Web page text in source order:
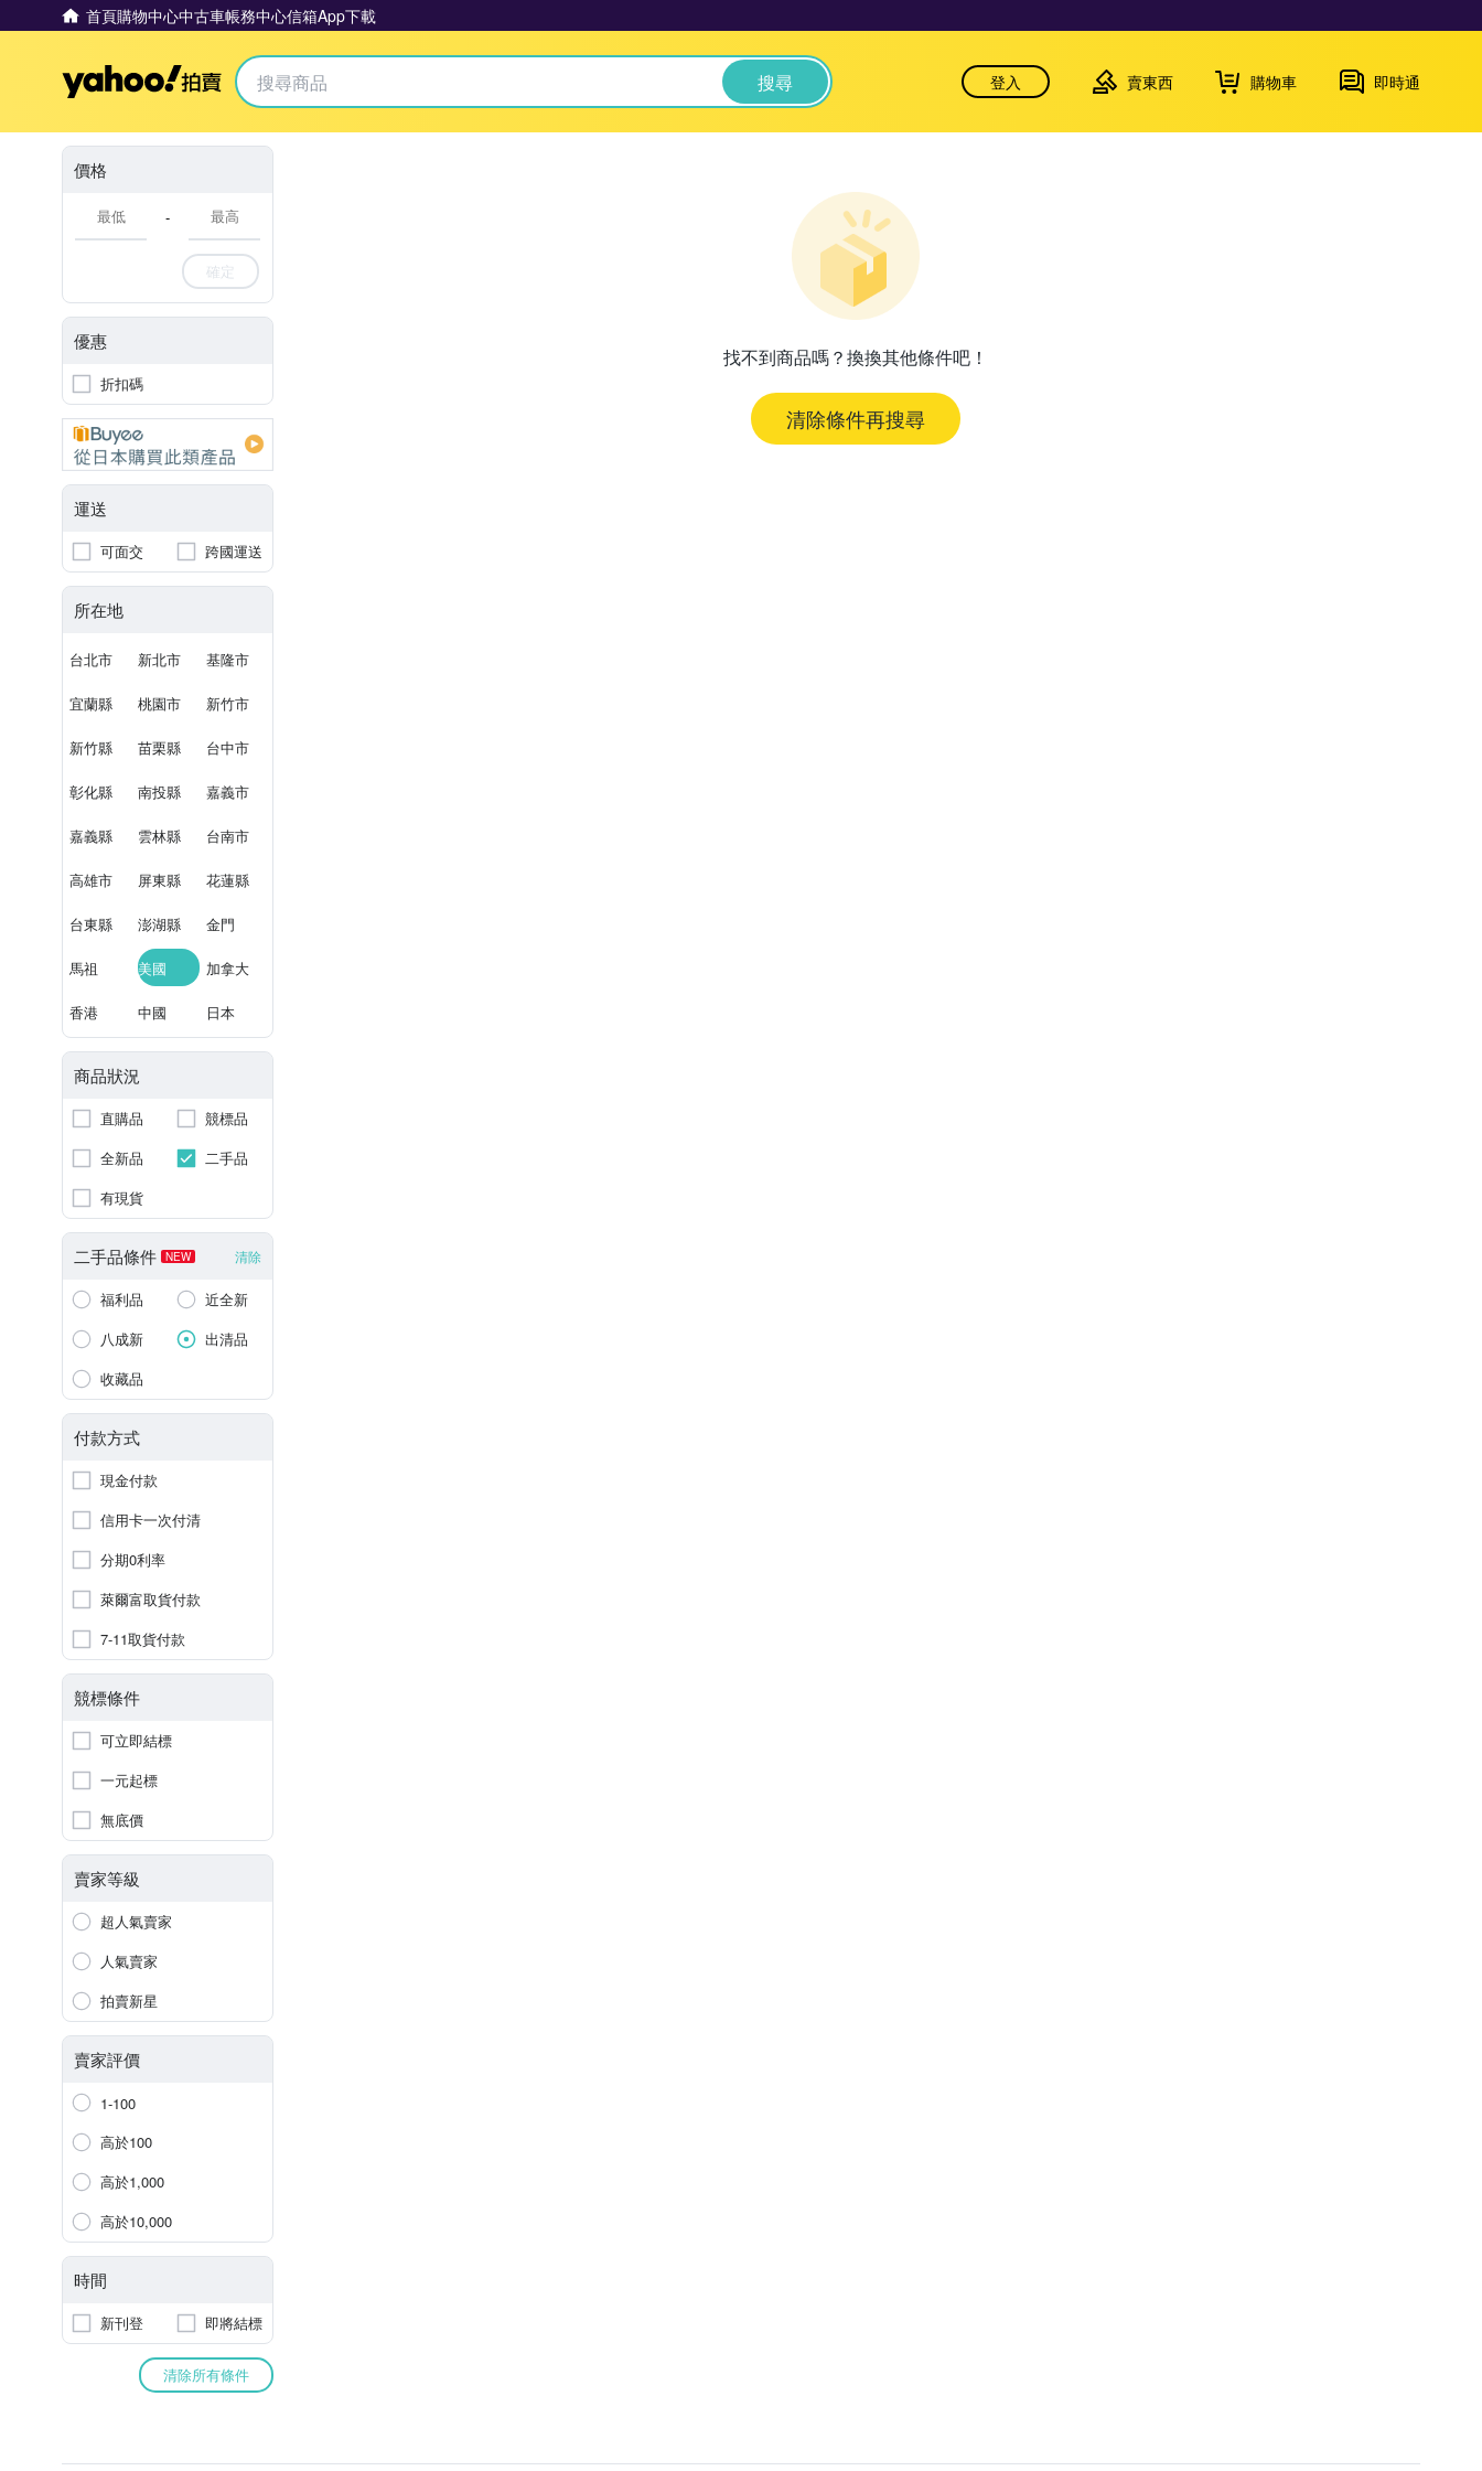
首頁購物中心中古車帳務中心信箱App下載
Yahoo拍賣 搜尋 登入 賣東西 購物車 即時通
價格
-
確定
優惠
折扣碼
運送
可面交 跨國運送
所在地
台北市 新北市 基隆市
宜蘭縣 桃園市 新竹市
新竹縣 苗栗縣 台中市
彰化縣 南投縣 嘉義市
嘉義縣 雲林縣 台南市
高雄市 屏東縣 花蓮縣
台東縣 澎湖縣 金門
馬祖 美國 加拿大
香港 中國 日本
商品狀況
直購品
競標品
全新品
二手品
有現貨
二手品條件 NEW 清除
福利品
近全新
八成新
出清品
收藏品
付款方式
現金付款
信用卡一次付清
分期0利率
萊爾富取貨付款
7-11取貨付款
競標條件
可立即結標
一元起標
無底價
賣家等級
超人氣賣家
人氣賣家
拍賣新星
賣家評價
1-100
高於100
高於1,000
高於10,000
時間
新刊登 即將結標
清除所有條件
找不到商品嗎？換換其他條件吧！
清除條件再搜尋